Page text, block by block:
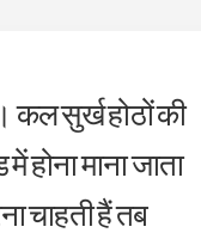
सुर्ख होठों की
होना माना जाता
चाहती हैं तब